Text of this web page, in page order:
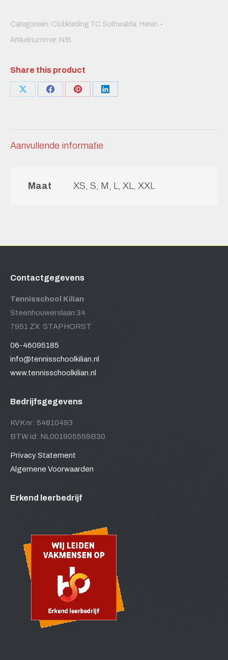
Categorieën: Clubkleding TC Suthwalda Heren
Artikelnummer: N/B
Share this product
Deel
Deel
Deel
Deel
Aanvullende informatie
Maat XS, S, M, L, XL, XXL
Contactgegevens
Tennisschool Kilian
Steenhouwerslaan 34
7951 ZX STAPHORST
06-46095185
info@tennisschoolkilian.nl
www.tennisschoolkilian.nl
Bedrijfsgegevens
KVK nr: 54810493
BTW id: NL001905559B30
Privacy Statement
Algemene Voorwaarden
Erkend leerbedrijf